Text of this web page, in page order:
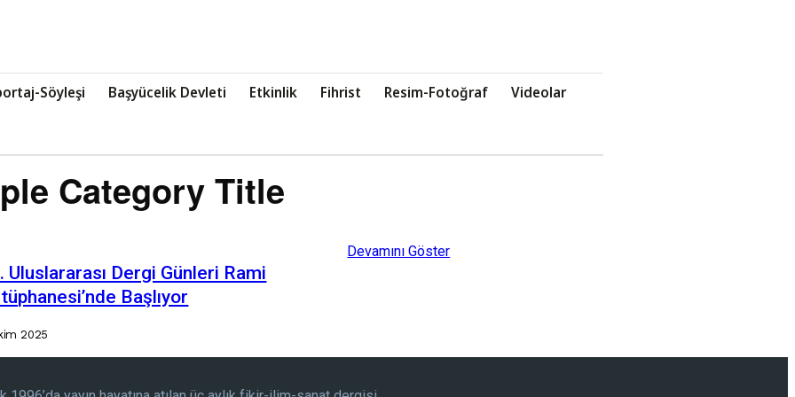
Söyleşi Başyücelik Devleti Etkinlik Fihrist Resim-Fotoğraf Videolar
Category Title
Uluslararası Dergi Günleri Rami
Başlıyor
2025
Devamını Göster